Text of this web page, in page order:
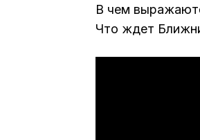
В чем
Что ждет